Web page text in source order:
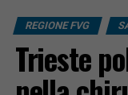
REGIONE FVG
Trieste